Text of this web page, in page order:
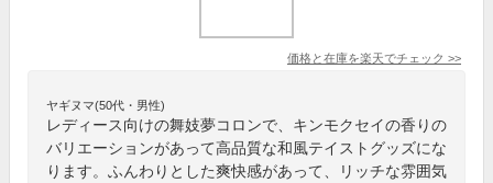
価格と在庫を楽天でチェック >>
ヤギヌマ(50代・男性)
レディース向けの舞妓夢コロンで、キンモクセイの香りの
バリエーションがあって高品質な和風テイストグッズにな
ります。ふんわりとした爽快感があって、リッチな雰囲気